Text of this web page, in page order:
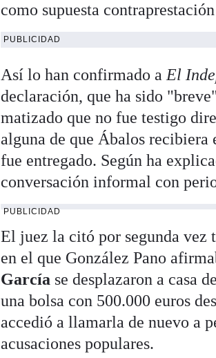
como supuesta
PUBLICIDAD
Así lo han confirmado a El
declaración, que ha sido
matizado que no fue testigo
alguna de que Ábalos
fue entregado. Según ha
conversación informal con
PUBLICIDAD
El juez la citó por segunda vez
en el que González Pano
García se desplazaron a casa
una bolsa con 500.000 euros
accedió a llamarla de nuevo a
acusaciones populares.